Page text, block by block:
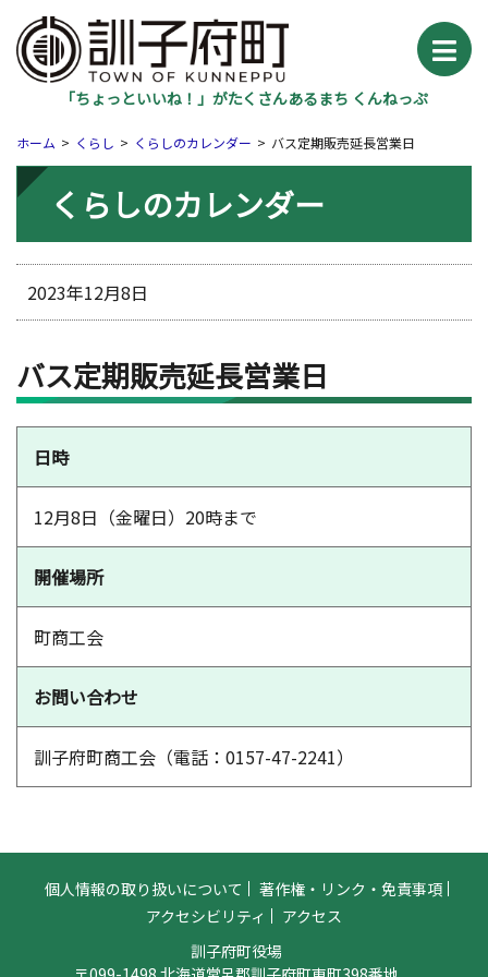
「ちょっといいね！」がたくさんあるまち くんねっぷ
ホーム くらし くらしのカレンダー バス定期販売延長営業日
くらしのカレンダー
2023年12月8日
バス定期販売延長営業日
日時
12月8日（金曜日）20時まで
開催場所
町商工会
お問い合わせ
訓子府町商工会（電話：0157-47-2241）
個人情報の取り扱いについて
著作権・リンク・免責事項
アクセシビリティ
アクセス
訓子府町役場